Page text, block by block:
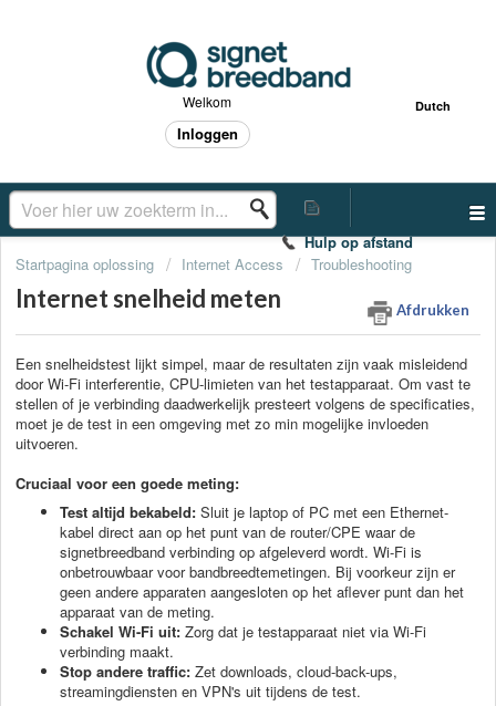
Dutch
Welkom
Inloggen
Hulp op afstand
Startpagina oplossing
Internet Access Troubleshooting
Internet snelheid meten Afdrukken
Een snelheidstest lijkt simpel, maar de resultaten zijn vaak misleidend
door Wi-Fi interferentie, CPU-limieten van het testapparaat. Om vast te
stellen of je verbinding daadwerkelijk presteert volgens de specificaties,
moet je de test in een omgeving met zo min mogelijke invloeden
uitvoeren.
Cruciaal voor een goede meting:
Test altijd bekabeld: Sluit je laptop of PC met een Ethernet-
kabel direct aan op het punt van de router/CPE waar de
signetbreedband verbinding op afgeleverd wordt. Wi-Fi is
onbetrouwbaar voor bandbreedtemetingen. Bij voorkeur zijn er
geen andere apparaten aangesloten op het aflever punt dan het
apparaat van de meting.
Schakel Wi-Fi uit: Zorg dat je testapparaat niet via Wi-Fi
verbinding maakt.
Stop andere traffic: Zet downloads, cloud-back-ups,
streamingdiensten en VPN's uit tijdens de test.